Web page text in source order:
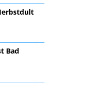
Bad